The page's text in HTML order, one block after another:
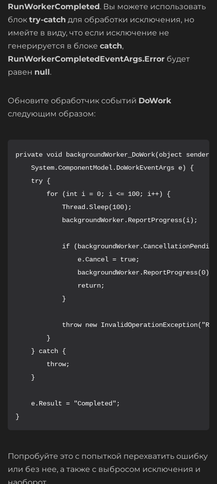
RunWorkerCompleted. Вы можете использовать
блок try-catch для обработки исключения, но
имейте в виду, что если исключение не
генерируется в блоке catch,
RunWorkerCompletedEventArgs.Error будет
равен null.
Обновите обработчик событий DoWork
следующим образом:
private void backgroundWorker_DoWork(object sender,
    System.ComponentModel.DoWorkEventArgs e) {
    try {
        for (int i = 0; i <= 100; i++) {
            Thread.Sleep(100);
            backgroundWorker.ReportProgress(i);
if
                e.Cancel = true;
                backgroundWorker.ReportProgress(0);
                return;
            }
throw new
        }
    } catch {
        throw;
    }
    e.Result = "Completed";
}
Попробуйте это с попыткой перехватить ошибку
или без нее, а также с выбросом исключения и